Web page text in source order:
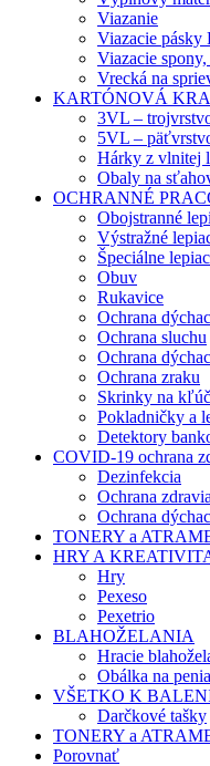
Viazanie
Viazacie pásky
Viazacie
Vrecká na
KARTÓNOVÁ
3VL –
5VL –
Hárky z vlnitej
Obaly na
OCHRANNÉ
Obojstranné
Výstražné
Špeciálne
Obuv
Rukavice
Ochrana
Ochrana sluchu
Ochrana
Ochrana zraku
Skrinky na
Pokladničky a
Detektory
COVID-19 ochrana
Dezinfekcia
Ochrana zdravia
Ochrana
TONERY a
HRY A
Hry
Pexeso
Pexetrio
BLAHOŽELANIA
Hracie
Obálka na
VŠETKO K
Darčkové tašky
TONERY a
Porovnať